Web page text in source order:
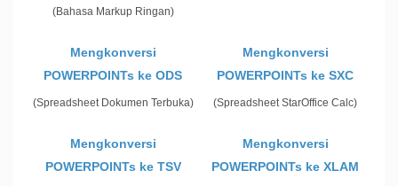
(Bahasa Markup Ringan)
Mengkonversi
POWERPOINTs ke ODS
(Spreadsheet Dokumen Terbuka)
Mengkonversi
POWERPOINTs ke SXC
(Spreadsheet StarOffice Calc)
Mengkonversi
POWERPOINTs ke TSV
Mengkonversi
POWERPOINTs ke XLAM